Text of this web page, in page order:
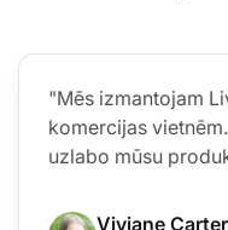
"Mēs izmantojam
komercijas
uzlabo mūsu
Viviane Carter